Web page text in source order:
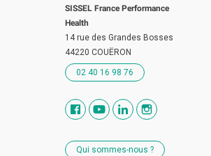
SISSEL France Performance
Health
14 rue des Grandes Bosses
44220 COUËRON
02 40 16 98 76
Qui sommes-nous ?